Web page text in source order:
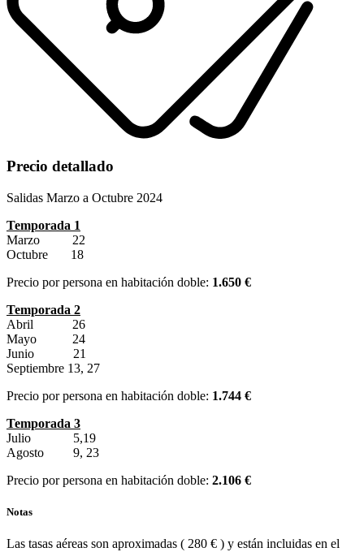
Precio detallado
Salidas Marzo a Octubre 2024
Temporada 1
Marzo 22
Octubre 18
Precio por persona en habitación doble: 1.650 €
Temporada 2
Abril 26
Mayo 24
Junio 21
Septiembre 13, 27
Precio por persona en habitación doble: 1.744 €
Temporada 3
Julio 5,19
Agosto 9, 23
Precio por persona en habitación doble: 2.106 €
Notas
Las tasas aéreas son aproximadas ( 280 € ) y están incluidas en el